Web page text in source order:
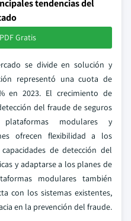
tendencias del
Gratis
se divide en solución y
representó una cuota de
en 2023. El crecimiento de
del fraude de seguros
modulares y
ofrecen flexibilidad a los
de detección del
y adaptarse a los planes de
modulares también
con los sistemas existentes,
en la prevención del fraude.